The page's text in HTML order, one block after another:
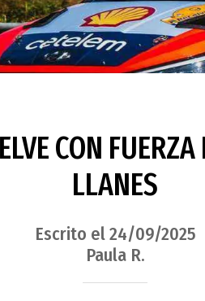
CON
LLANES
Escrito el 24/09/2025
Paula R.